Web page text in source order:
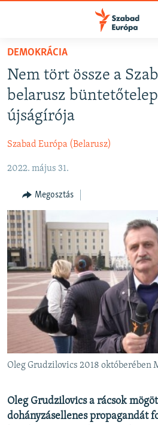
Akadálymentes
Ugrás
fő
oldalra
Ugrás
tartalomjegyzékre
AKTUÁLIS
PODCASTOK
ELEMZŐ
NER15
SZABADON
TÁRSADALOM
DEMOKRÁCIA
A PÉNZ NYOMÁBAN
EURÓPAI UNIÓ
VILÁG
KLÍMAVÁLTOZÁS
A MÚLT TANULSÁGAI
DEMOKRÁCIA
Nem tört össze a
belarusz
újságírója
Szabad Európa (Belarusz)
2022. május 31.
Megosztás
Oleg Grudzilovics 2018 októberében
Oleg Grudzilovics a rácsok
dohányzásellenes propagandát
FELIRATKOZÁS
Spotify